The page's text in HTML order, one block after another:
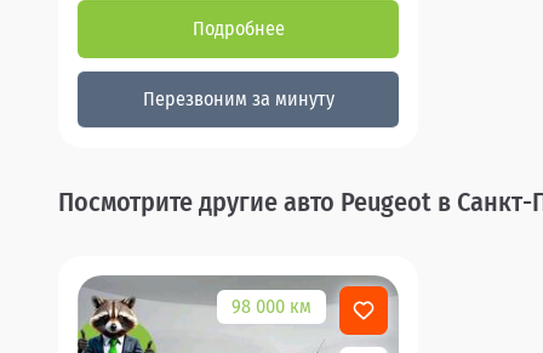
Подробнее
Перезвоним за минуту
Посмотрите другие авто Peugeot в Санкт-
98 000 км